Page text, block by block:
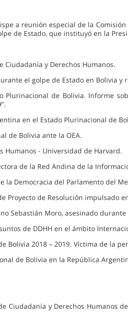
a reunión especial de la
de Estado, que instituyó en la
Ciudadanía y Derechos Humanos.
el golpe de Estado en Bolivia
Plurinacional de Bolivia. Informe
en el Estado Plurinacional de
de Bolivia ante la OEA.
Humanos - Universidad de Harvard.
de la Red Andina de la
la Democracia del Parlamento del
Proyecto de Resolución impulsado
Sebastián Moro, asesinado durante
de DDHH en el ámbito
Bolivia 2018 – 2019. Víctima de la
de Bolivia en la República
Ciudadanía y Derechos Humanos